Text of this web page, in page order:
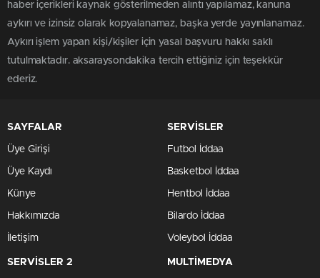
haber içerikleri kaynak gösterilmeden alıntı yapılamaz, kanuna
aykırı ve izinsiz olarak kopyalanamaz, başka yerde yayınlanamaz.
Aykırı işlem yapan kişi/kişiler için yasal başvuru hakkı saklı
tutulmaktadır. aksaraysondakika tercih ettiğiniz için teşekkür
ederiz.
SAYFALAR
Üye Girişi
Üye Kaydı
Künye
Hakkımızda
İletişim
SERVİSLER
Futbol İddaa
Basketbol İddaa
Hentbol İddaa
Bilardo İddaa
Voleybol İddaa
SERVİSLER 2 MULTİMEDYA